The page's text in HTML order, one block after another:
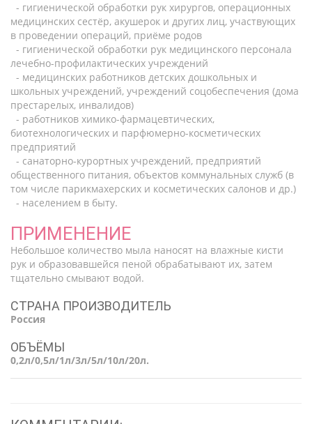
- гигиенической обработки рук хирургов, операционных
медицинских сестёр, акушерок и других лиц, участвующих
в проведении операций, приёме родов
- гигиенической обработки рук медицинского персонала
лечебно-профилактических учреждений
- медицинских работников детских дошкольных и
школьных учреждений, учреждений соцобеспечения (дома
престарелых, инвалидов)
- работников химико-фармацевтических,
биотехнологических и парфюмерно-косметических
предприятий
- санаторно-курортных учреждений, предприятий
общественного питания, объектов коммунальных служб (в
том числе парикмахерских и косметических салонов и др.)
- населением в быту.
ПРИМЕНЕНИЕ
Небольшое количество мыла наносят на влажные кисти
рук и образовавшейся пеной обрабатывают их, затем
тщательно смывают водой.
СТРАНА ПРОИЗВОДИТЕЛЬ
Россия
ОБЪЁМЫ
0,2л/0,5л/1л/3л/5л/10л/20л.